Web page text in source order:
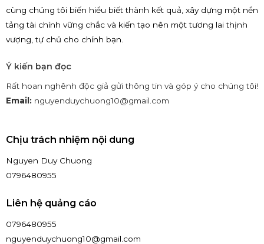
cùng chúng tôi biến hiểu biết thành kết quả, xây dựng một nền
tảng tài chính vững chắc và kiến tạo nên một tương lai thịnh
vượng, tự chủ cho chính bạn.
Ý kiến bạn đọc
Rất hoan nghênh độc giả gửi thông tin và góp ý cho chúng tôi!
Email: nguyenduychuong10@gmail.com
Chịu trách nhiệm nội dung
Nguyen Duy Chuong
0796480955
Liên hệ quảng cáo
0796480955
nguyenduychuong10@gmail.com